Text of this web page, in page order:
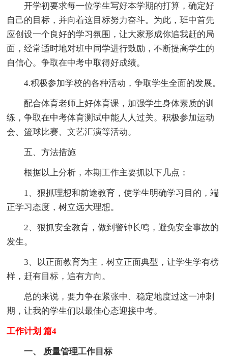
开学初要求每一位学生写好本学期的打算，确定好
自己的目标，并向着这目标努力奋斗。为此，班中首先
应创设一个良好的学习氛围，让大家形成你追我赶的局
面，经常适时地对班中同学进行鼓励，不断提高学生的
自信心。争取在中考中取得好成绩。
4.积极参加学校的各种活动，争取学生全面的发展。
配合体育老师上好体育课，加强学生身体素质的训
练，争取在中考体育测试中能人人过关。积极参加运动
会、篮球比赛、文艺汇演等活动。
五、方法措施
根据以上分析，本期工作主要抓以下几点：
1、狠抓理想和前途教育，使学生明确学习目的，端
正学习态度，树立远大理想。
2、狠抓安全教育，做到警钟长鸣，避免安全事故的
发生。
3、以正面教育为主，树立正面典型，让学生学有榜
样，赶有目标，追有方向。
总的来说，要力争在紧张中、稳定地度过这一冲刺
期，让我的学生们以最佳心态迎接中考。
工作计划 篇4
一、 质量管理工作目标